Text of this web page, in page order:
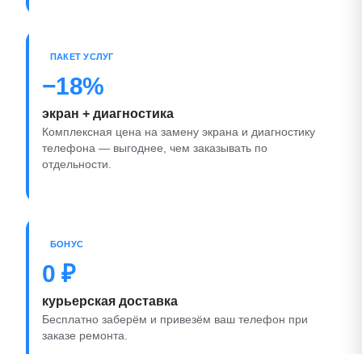
ПАКЕТ УСЛУГ
−18%
экран + диагностика
Комплексная цена на замену экрана и диагностику
телефона — выгоднее, чем заказывать по
отдельности.
БОНУС
0 ₽
курьерская доставка
Бесплатно заберём и привезём ваш телефон при
заказе ремонта.